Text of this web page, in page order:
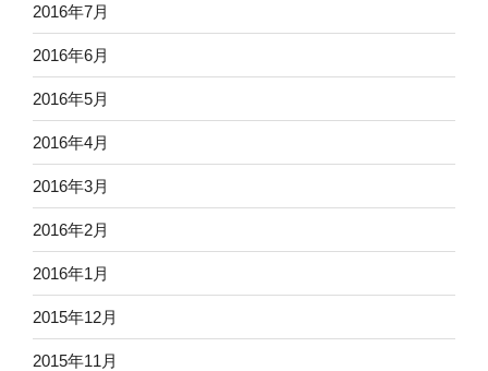
2016年7月
2016年6月
2016年5月
2016年4月
2016年3月
2016年2月
2016年1月
2015年12月
2015年11月